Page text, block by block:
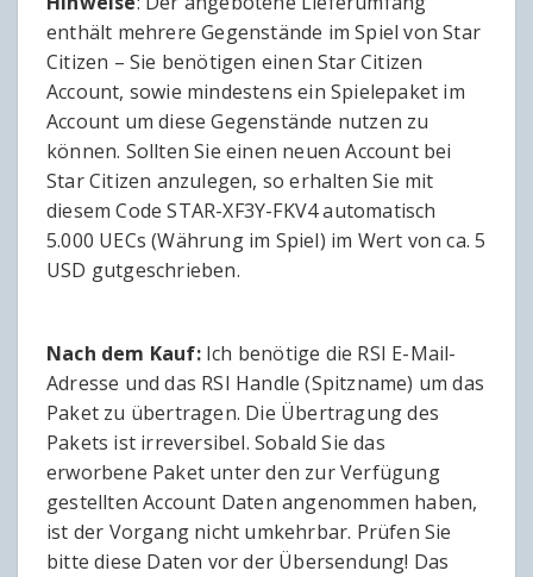
enthält mehrere Gegenstände im Spiel von Star
Citizen – Sie benötigen einen Star Citizen
Account, sowie mindestens ein Spielepaket im
Account um diese Gegenstände nutzen zu
können. Sollten Sie einen neuen Account bei
Star Citizen anzulegen, so erhalten Sie mit
diesem Code STAR-XF3Y-FKV4 automatisch
5.000 UECs (Währung im Spiel) im Wert von ca. 5
USD gutgeschrieben.
Nach dem Kauf:Ich benötige die RSI E-Mail-
Adresse und das RSI Handle (Spitzname) um das
Paket zu übertragen. Die Übertragung des
Pakets ist irreversibel. Sobald Sie das
erworbene Paket unter den zur Verfügung
gestellten Account Daten angenommen haben,
ist der Vorgang nicht umkehrbar. Prüfen Sie
bitte diese Daten vor der Übersendung! Das